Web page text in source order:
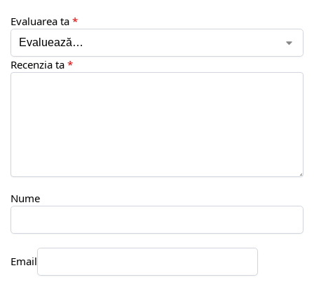
Evaluarea ta *
Recenzia ta *
Nume
Email